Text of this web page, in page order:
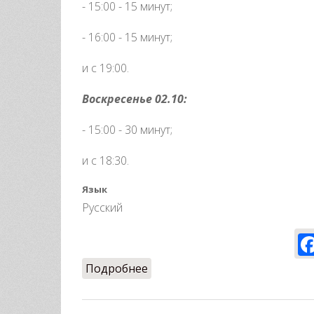
- 15:00 - 15 минут;
- 16:00 - 15 минут;
и с 19:00.
Воскресенье 02.10:
- 15:00 - 30 минут;
и с 18:30.
Язык
Русский
Подробнее